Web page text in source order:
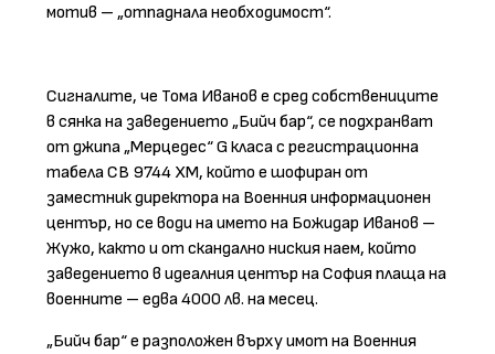
мотив – „отпаднала необходимост“.
Сигналите, че Тома Иванов е сред собствениците
в сянка на заведението „Бийч бар“, се подхранват
от джипа „Мерцедес“Gкласа с регистрационна
табела СВ 9744 ХМ, който е шофиран от
заместник директора на Военния информационен
център, но се води на името на Божидар Иванов –
Жужо, както и от скандално ниския наем, който
заведението в идеалния център на София плаща на
военните – едва 4000 лв. на месец.
„Бийч бар“ е разположен върху имот на Военния